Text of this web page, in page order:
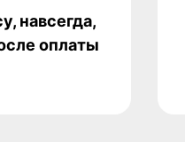
навсегда,
оплаты